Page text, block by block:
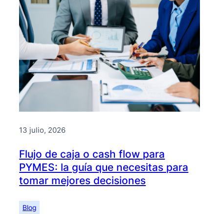
13 julio, 2026
Flujo de caja o cash flow para
PYMES: la guía que necesitas para
tomar mejores decisiones
Blog